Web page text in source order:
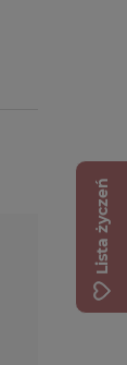
Lista życzeń